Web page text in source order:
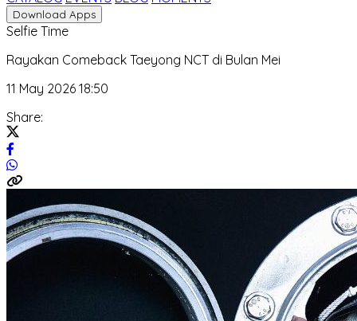
Download Apps
Selfie Time
Rayakan Comeback Taeyong NCT di Bulan Mei
11 May 2026 18:50
Share: